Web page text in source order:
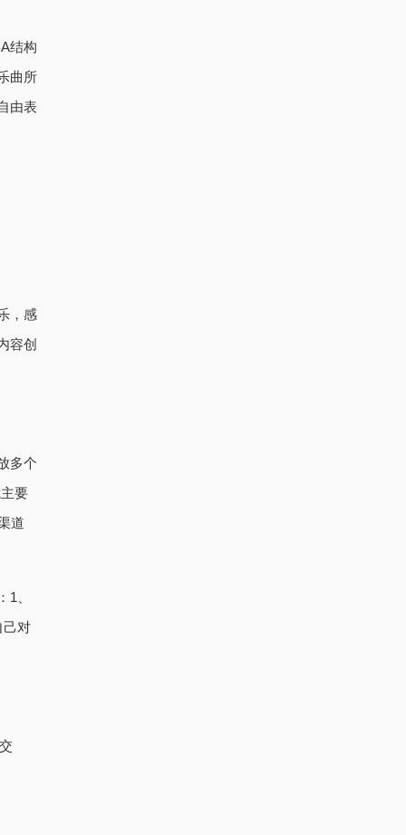
结构
曲所
由表
，感
容创
多个
要
道
、
己对